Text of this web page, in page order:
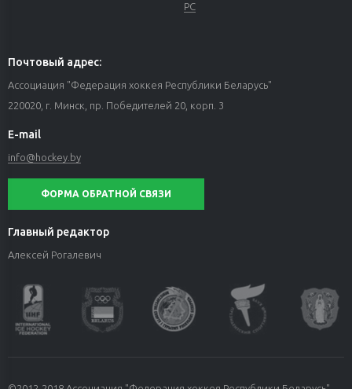
РС
Почтовый адрес:
Ассоциация "Федерация хоккея Республики Беларусь"
220020, г. Минск, пр. Победителей 20, корп. 3
E-mail
info@hockey.by
ФОРМА ОБРАТНОЙ СВЯЗИ
Главный редактор
Алексей Рогалевич